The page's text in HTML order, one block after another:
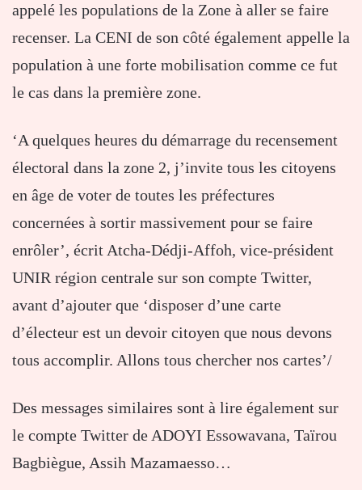
appelé les populations de la Zone à aller se faire
recenser. La CENI de son côté également appelle la
population à une forte mobilisation comme ce fut
le cas dans la première zone.
‘A quelques heures du démarrage du recensement
électoral dans la zone 2, j’invite tous les citoyens
en âge de voter de toutes les préfectures
concernées à sortir massivement pour se faire
enrôler’, écrit Atcha-Dédji-Affoh, vice-président
UNIR région centrale sur son compte Twitter,
avant d’ajouter que ‘disposer d’une carte
d’électeur est un devoir citoyen que nous devons
tous accomplir. Allons tous chercher nos cartes’/
Des messages similaires sont à lire également sur
le compte Twitter de ADOYI Essowavana, Taïrou
Bagbiègue, Assih Mazamaesso…